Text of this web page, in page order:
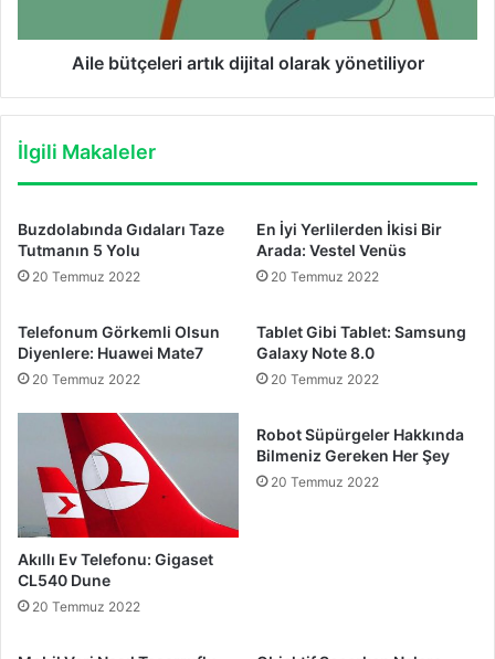
Aile bütçeleri artık dijital olarak yönetiliyor
İlgili Makaleler
Buzdolabında Gıdaları Taze
Tutmanın 5 Yolu
20 Temmuz 2022
En İyi Yerlilerden İkisi Bir
Arada: Vestel Venüs
20 Temmuz 2022
Telefonum Görkemli Olsun
Diyenlere: Huawei Mate7
20 Temmuz 2022
Tablet Gibi Tablet: Samsung
Galaxy Note 8.0
20 Temmuz 2022
Akıllı Ev Telefonu: Gigaset
CL540 Dune
20 Temmuz 2022
Robot Süpürgeler Hakkında
Bilmeniz Gereken Her Şey
20 Temmuz 2022